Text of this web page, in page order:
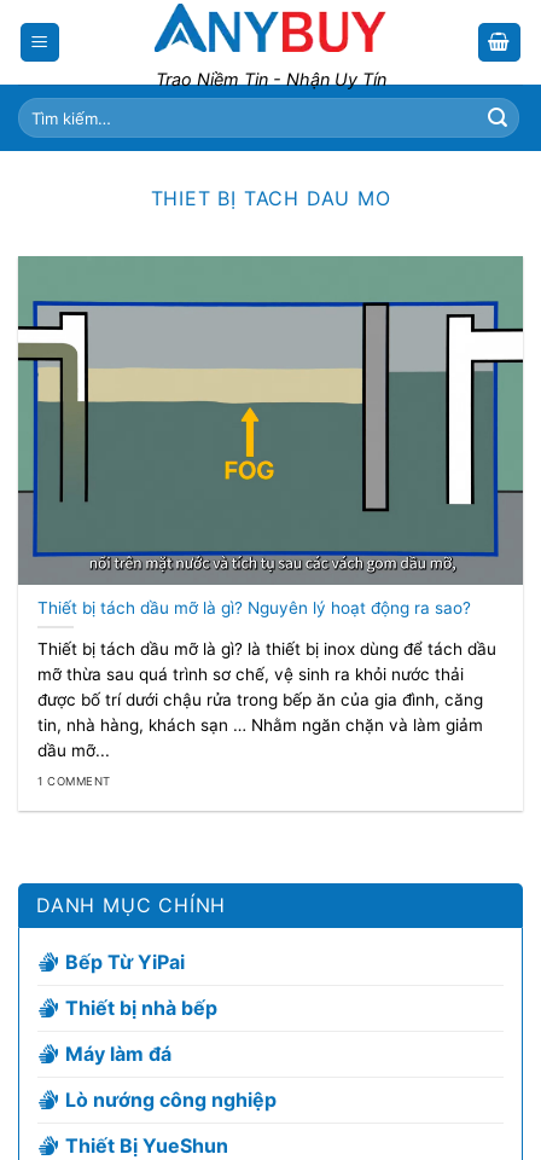
Trao Niềm Tin - Nhận Uy Tín
Tìm
kiếm:
THIET BỊ TACH DAU MO
Thiết bị tách dầu mỡ là gì? Nguyên lý hoạt động ra sao?
Thiết bị tách dầu mỡ là gì? là thiết bị inox dùng để tách dầu
mỡ thừa sau quá trình sơ chế, vệ sinh ra khỏi nước thải
được bố trí dưới chậu rửa trong bếp ăn của gia đình, căng
tin, nhà hàng, khách sạn … Nhằm ngăn chặn và làm giảm
dầu mỡ...
1 COMMENT
DANH MỤC CHÍNH
Bếp Từ YiPai
Thiết bị nhà bếp
Máy làm đá
Lò nướng công nghiệp
Thiết Bị YueShun